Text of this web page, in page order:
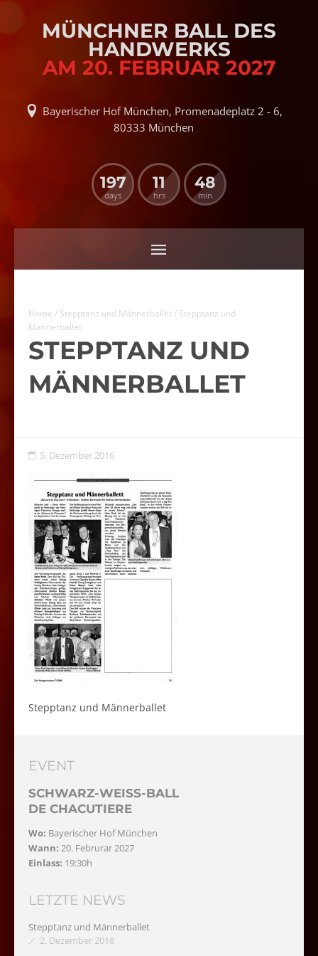
MÜNCHNER BALL DES
HANDWERKS
AM 20. FEBRUAR 2027
Bayerischer Hof München, Promenadeplatz 2 - 6,
80333 München
197
days
11
hrs
48
min
Home / Stepptanz und Männerballet / Stepptanz und
Männerballet
STEPPTANZ UND
MÄNNERBALLET
5. Dezember 2016
Stepptanz und Männerballet
EVENT
SCHWARZ-WEISS-BALL
DE CHACUTIERE
Wo: Bayerischer Hof München
Wann: 20. Februrar 2027
Einlass: 19:30h
LETZTE NEWS
Stepptanz und Männerballet
2. Dezember 2018